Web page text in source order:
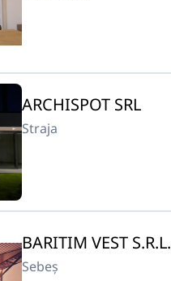
ARCHISPOT SRL
Straja
BARITIM VEST S.R.L.
Sebeș